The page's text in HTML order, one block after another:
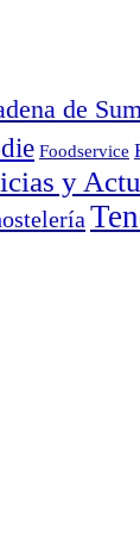
de
Foodservice
y